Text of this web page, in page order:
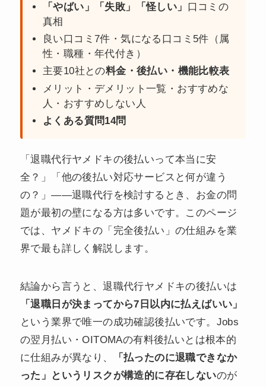
「やばい」「失敗」「怪しい」 口コミの
真相
良い口コミ7件・気になる口コミ5件（属
性・職種・年代付き）
主要10社との料金・後払い・機能比較表
メリット・デメリット一覧・おすすめな
人・おすすめしない人
よくある質問14問
「退職代行ヤメドキの後払いって本当に安
全？」「他の後払い対応サービスと何が違う
の？」——退職代行を検討するとき、お金の問
題が最初の壁になる方は多いです。このページ
では、ヤメドキの「完全後払い」の仕組みを業
界で最も詳しく解説します。
結論から言うと、退職代行ヤメドキの後払いは
「退職日が決まってから7日以内に払えばいい」
という業界で唯一の成功確認後払いです。Jobs
の翌月払い・OITOMAの有料後払いとは根本的
に仕組みが異なり、
「払ったのに退職できなか
った」というリスクが構造的に存在しないのが